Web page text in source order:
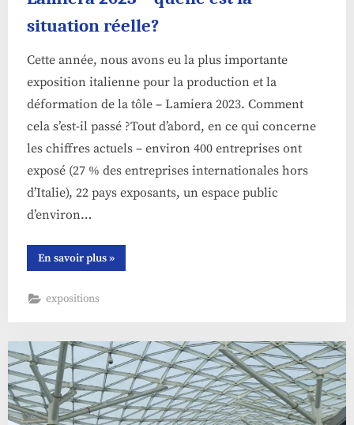
situation réelle?
Cette année, nous avons eu la plus importante
exposition italienne pour la production et la
déformation de la tôle – Lamiera 2023. Comment
cela s’est-il passé ?Tout d’abord, en ce qui concerne
les chiffres actuels – environ 400 entreprises ont
exposé (27 % des entreprises internationales hors
d’Italie), 22 pays exposants, un espace public
d’environ…
En savoir plus“Lamiera
2023
»
expositions